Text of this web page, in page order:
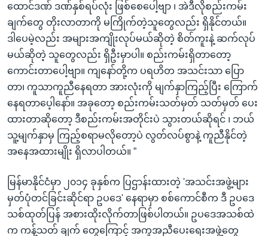
ထောင်ဒဏ် ဒဏ်နှစ်ရပ်လုံး ဖြစ်စေပေါ့ဗျာ ၊ အဲဒီလိုစည်းကမ်း
ချက်တွေ တိုးလာတာကို မကြိုက်တဲ့သူတွေလည်း ရှိနိုင်တယ်။
ဒါပေမဲ့လည်း အများအကျိုးလုပ်မယ်ဆိုတဲ့ စိတ်ကူးနဲ့ ဆက်လုပ်
မယ်ဆိုတဲ့ သူတွေလည်း ရှိဦးမှာပါ။ စည်းကမ်းရှိတာတော့
ကောင်းတာပေါ့ဗျာ။ ကျနော်တို့က ပရဟိတ အသင်းသာ ပြော
တာ၊ ကူသာကူညီနေရတာ အားလုံးကို မျက်နှာကြည့်ပြီး ကြောက်
နေရတာပေ့ါနော်။ အခုတော့ စည်းကမ်းသတ်မှတ် သတ်မှတ် ပေး
ထားတာဆိုတော့ ဒီစည်းကမ်းအတိုင်းပဲ သွားတယ်ဆိုရင် ၊ ဘယ်
သူ့မျက်နှာမှ ကြည့်စရာမလိုတော့ပဲ လွတ်လပ်စွာနဲ့ ကူညီနိုင်တဲ့
အနေအထားမျိုး ရှိလာပါတယ်။ ”
မြန်မာနိုင်ငံမှာ ၂၀၁၄ ခုနှစ်က ပြဌာန်းထားတဲ့ 'အသင်းအဖွဲ့များ
မှတ်ပုံတင်ခြင်းဆိုင်ရာ ဥပဒေ' နေရာမှာ စစ်ကောင်စီက ဒီ ဥပဒေ
သစ်ထုတ်ပြန် အစားထိုးလိုက်တာဖြစ်ပါတယ်။ ဥပဒေအသစ်ထဲ
က ကန့်သတ် ချက် တွေကြောင့် အကူအညီပေးရေးအဖွဲ့တွေ